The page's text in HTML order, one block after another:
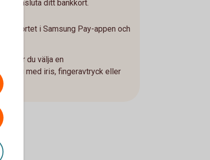
att ansluta ditt bankkort.
kortet i Samsung Pay-appen och
du välja en
dig med iris, fingeravtryck eller